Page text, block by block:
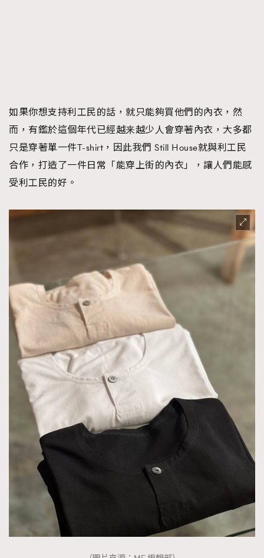
如果你想支持利工民的話，就只能夠買他們的內衣，然
而，有鑑於這個年代已經越来越少人會穿著內衣，大多都
只是穿著單一件T-shirt，因此我們 Still House就與利工民
合作，打造了一件日常「能穿上街的內衣」，讓人們能感
受利工民的好。